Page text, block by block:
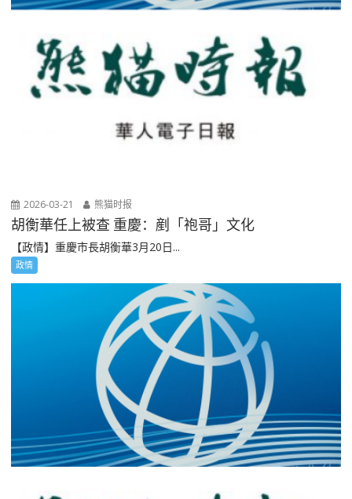
2026-03-21 熊猫时报
胡衡華任上被查 重慶：剷「袍哥」文化
【政情】重慶市長胡衡華3月20日...
政情